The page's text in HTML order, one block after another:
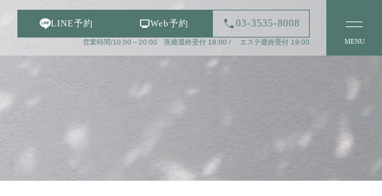
LINE予約 Web予約 03-3535-8008
営業時間/10:00～20:00 医療最終受付 18:00 / エステ最終受付 19:00 MENU